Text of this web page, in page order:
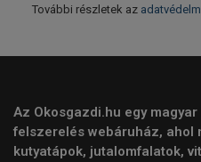
További részletek az
Az Okosgazdi.hu egy
felszerelés webáruház, ahol
kutyatápok, jutalomfalatok,